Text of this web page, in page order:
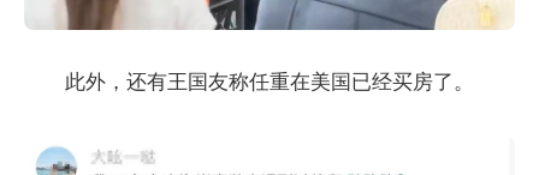
此外，还有王国友称任重在美国已经买房了。